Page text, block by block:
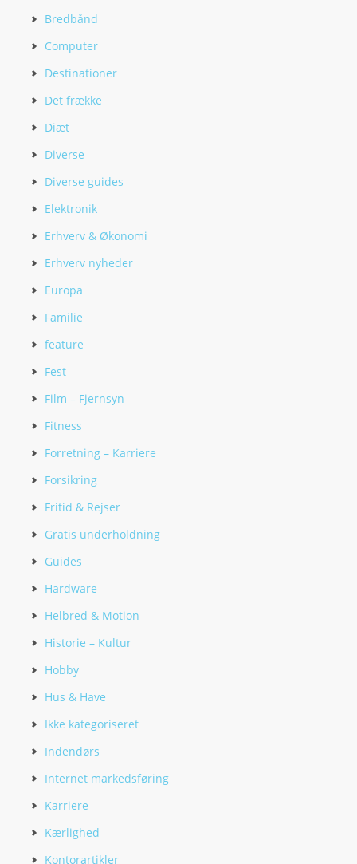
Bredbånd
Computer
Destinationer
Det frække
Diæt
Diverse
Diverse guides
Elektronik
Erhverv & Økonomi
Erhverv nyheder
Europa
Familie
feature
Fest
Film – Fjernsyn
Fitness
Forretning – Karriere
Forsikring
Fritid & Rejser
Gratis underholdning
Guides
Hardware
Helbred & Motion
Historie – Kultur
Hobby
Hus & Have
Ikke kategoriseret
Indendørs
Internet markedsføring
Karriere
Kærlighed
Kontorartikler